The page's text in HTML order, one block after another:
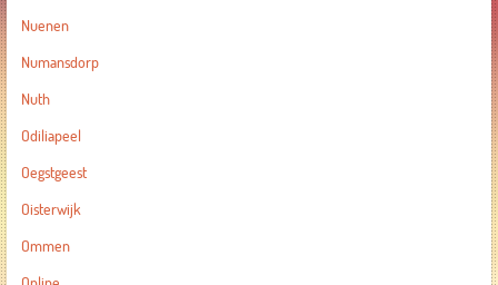
Nuenen
Numansdorp
Nuth
Odiliapeel
Oegstgeest
Oisterwijk
Ommen